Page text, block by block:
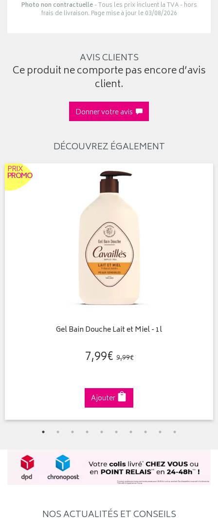
Photo non contractuelle- Tous les prix incluent la TVA - hors
frais de livraison. Page mise à jour le 03/08/2026
AVIS CLIENTS
Ce produit ne comporte pas encore d’avis
client.
Donner votre avis
DÉCOUVREZ ÉGALEMENT
PRIX
PROMO
Gel Bain Douche Lait et Miel - 1l
7,99€ 9,99€
Ajouter